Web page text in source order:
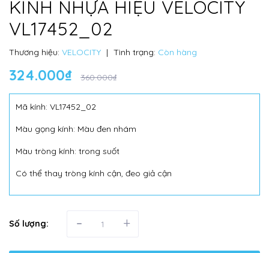
KÍNH NHỰA HIỆU VELOCITY
VL17452_02
Thương hiệu: VELOCITY | Tình trạng: Còn hàng
324.000₫ 360.000₫
Mã kính: VL17452_02
Màu gọng kính: Màu đen nhám
Màu tròng kính: trong suốt
Có thể thay tròng kính cận, đeo giả cận
Số lượng: - +